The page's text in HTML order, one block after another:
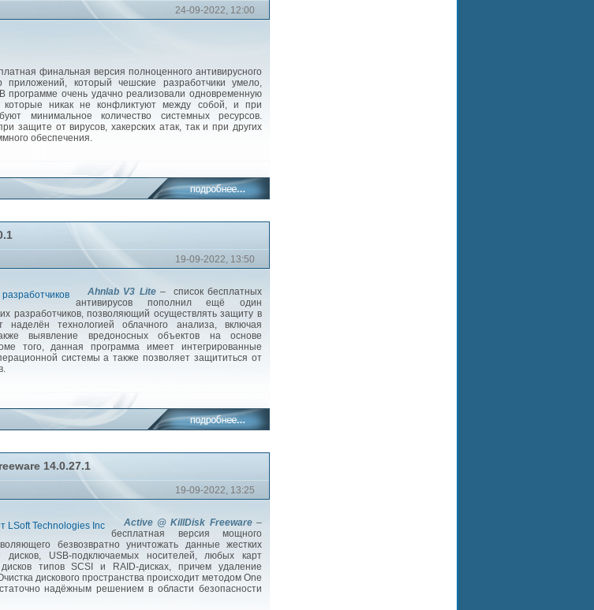
24-09-2022, 12:00
финальная версия полноценного антивирусного
который чешские разработчики умело,
программе очень удачно реализовали одновременную
которые никак не конфликтуют между собой, и при
минимальное количество системных ресурсов.
защите от вирусов, хакерских атак, так и при других
обеспечения.
19-09-2022, 13:50
Ahnlab V3 Lite– список бесплатных
антивирусов пополнил ещё один
разработчиков, позволяющий осуществлять защиту в
наделён технологией облачного анализа, включая
выявление вредоносных объектов на основе
того, данная программа имеет интегрированные
системы а также позволяет защититься от
14.0.27.1
19-09-2022, 13:25
Active @ KillDisk Freeware–
бесплатная версия мощного
безвозвратно уничтожать данные жестких
дисков, USB-подключаемых носителей, любых карт
типов SCSI и RAID-дисках, причем удаление
дискового пространства происходит методом One
надёжным решением в области безопасности